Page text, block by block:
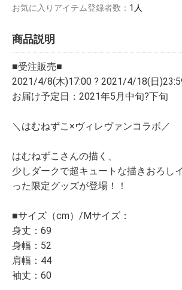
お気に入りアイテム登録者数： 1人
商品説明
■受注販売■
2021/4/8(木)17:00 ? 2021/4/18(日
お届け予定日：2021年5月中旬?下旬
＼はむねずこ×ヴィレヴァンコラボ／
はむねずこさんの描く、
少しダークで超キュートな描きおろし
った限定グッズが登場！！
■サイズ（cm）/Mサイズ：
身丈：69
身幅：52
肩幅：44
袖丈：60